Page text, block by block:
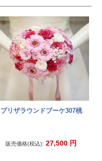
プリザラウンドブーケ307桃
販売価格(税込): 27,500 円